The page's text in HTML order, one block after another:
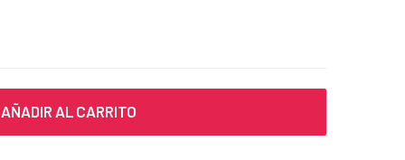
AÑADIR AL CARRITO